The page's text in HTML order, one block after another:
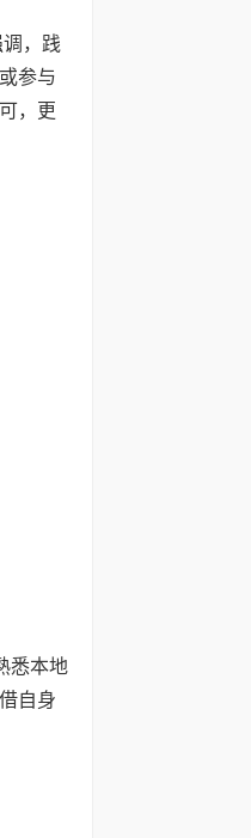
，践
参与
，更
悉本地
自身